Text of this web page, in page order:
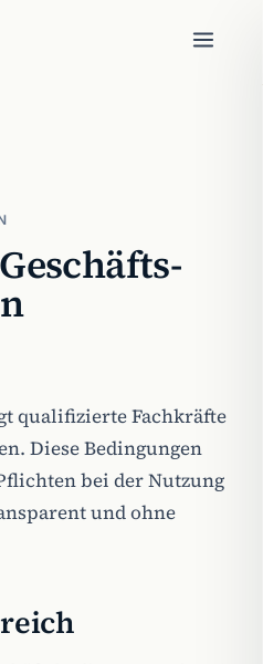
qualifizierte Fachkräfte
Diese Bedingungen
bei der Nutzung
und ohne